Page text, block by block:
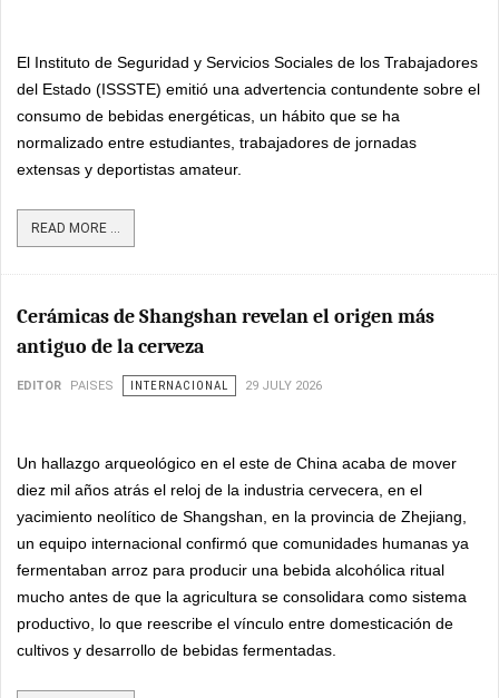
El Instituto de Seguridad y Servicios Sociales de los Trabajadores
del Estado (ISSSTE) emitió una advertencia contundente sobre el
consumo de bebidas energéticas, un hábito que se ha
normalizado entre estudiantes, trabajadores de jornadas
extensas y deportistas amateur.
READ MORE ...
Cerámicas de Shangshan revelan el origen más
antiguo de la cerveza
EDITOR PAISES INTERNACIONAL 29 JULY 2026
Un hallazgo arqueológico en el este de China acaba de mover
diez mil años atrás el reloj de la industria cervecera, en el
yacimiento neolítico de Shangshan, en la provincia de Zhejiang,
un equipo internacional confirmó que comunidades humanas ya
fermentaban arroz para producir una bebida alcohólica ritual
mucho antes de que la agricultura se consolidara como sistema
productivo, lo que reescribe el vínculo entre domesticación de
cultivos y desarrollo de bebidas fermentadas.